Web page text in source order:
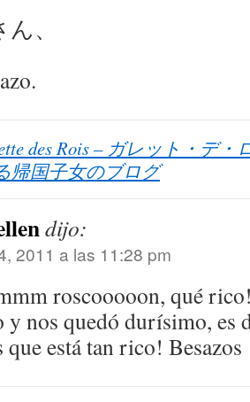
、
des Rois – ガレット・デ・
帰国子女のブログ
dijo:
2011 a las 11:28 pm
roscooooon, qué
y nos quedó durísimo,
que está tan rico! Besazos